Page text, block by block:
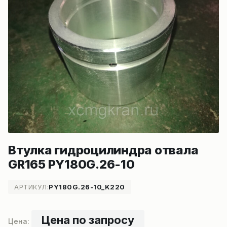
Втулка гидроцилиндра отвала
GR165 PY180G.26-10
АРТИКУЛ:PY180G.26-10_K220
Цена по запросу